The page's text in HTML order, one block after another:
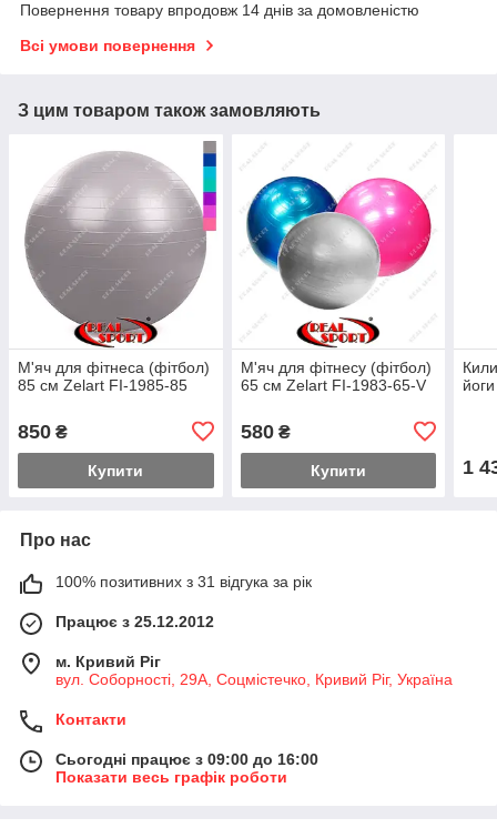
Повернення товару впродовж 14 днів за домовленістю
Всі умови повернення
З цим товаром також замовляють
М'яч для фітнеса (фітбол)
85 см Zelart FI-1985-85
850 ₴
Купити
М'яч для фітнесу (фітбол)
65 см Zelart FI-1983-65-V
580₴
Купити 1
Про нас
100% позитивних з 31 відгука за рік
Працює з 25.12.2012
м. Кривий Ріг
вул. Соборності, 29А, Соцмістечко, Кривий Ріг, Україна
Контакти
Сьогодні працює з 09:00 до 16:00
Показати весь графік роботи